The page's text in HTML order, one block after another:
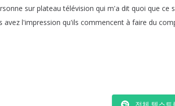
sur plateau télévision qui m'a dit quoi que ce
avez l'impression qu'ils commencent à faire du